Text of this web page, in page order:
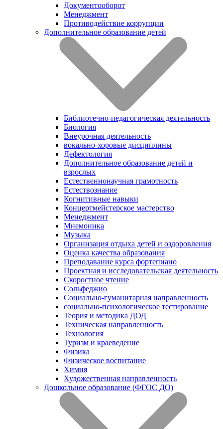
Документооборот
Менеджмент
Противодействие коррупции
Дополнительное образование детей
Библиотечно-педагогическая деятельность
Биология
Внеурочная деятельность
вокально-хоровые дисциплины
Дефектология
Дополнительное образование детей и
взрослых
Естественнонаучная грамотность
Естествознание
Когнитивные навыки
Концертмейстерское мастерство
Менеджмент
Мнемоника
Музыка
Организация отдыха детей и оздоровления
Оценка качества образования
Преподавание курса фортепиано
Проектная и исследовательская деятельность
Скоростное чтение
Сольфеджио
Социально-гуманитарная направленность
социально-психологическое тестирование
Теория и методика ДОД
Техническая направленность
Технология
Туризм и краеведение
Физика
Физическое воспитание
Химия
Художественная направленность
Дошкольное образование (ФГОС ДО)